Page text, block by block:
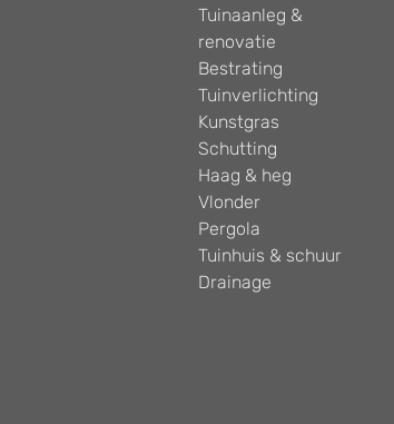
Tuinaanleg &
renovatie
Bestrating
Tuinverlichting
Kunstgras
Schutting
Haag & heg
Vlonder
Pergola
Tuinhuis & schuur
Drainage